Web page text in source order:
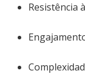
Resistência